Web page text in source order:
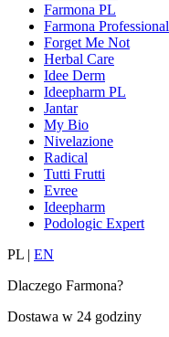
Farmona PL
Farmona Professional
Forget Me Not
Herbal Care
Idee Derm
Ideepharm PL
Jantar
My Bio
Nivelazione
Radical
Tutti Frutti
Evree
Ideepharm
Podologic Expert
PL | EN
Dlaczego Farmona?
Dostawa w 24 godziny